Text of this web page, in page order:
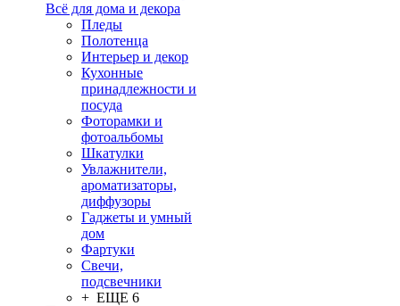
Всё для дома и декора
Пледы
Полотенца
Интерьер и декор
Кухонные
принадлежности и
посуда
Фоторамки и
фотоальбомы
Шкатулки
Увлажнители,
ароматизаторы,
диффузоры
Гаджеты и умный
дом
Фартуки
Свечи,
подсвечники
+ ЕЩЕ 6